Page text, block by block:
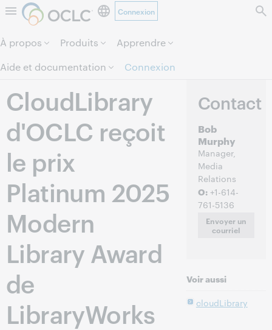
Aller au contenu de la page.
Connexion
À propos Produits
Apprendre
Aide et documentation
Connexion
CloudLibrary
d'OCLC reçoit
le prix
Platinum 2025
Modern
Library Award
de
LibraryWorks
Contact
Bob
Murphy
Manager,
Media
Relations
O:+1-614-
761-5136
Envoyer un
courriel
Voir aussi
cloudLibrary